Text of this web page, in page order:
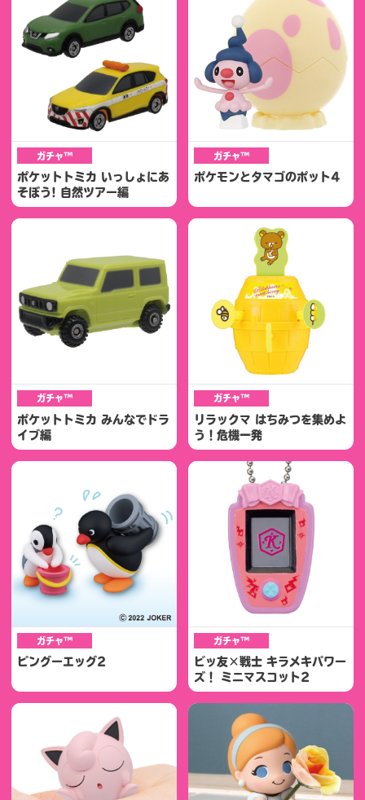
ガチャ™
ポケットトミカ いっしょにあ
そぼう! 自然ツアー編
ガチャ™
ポケモンとタマゴのポット4
ガチャ™
ポケットトミカ みんなでドラ
イブ編
ガチャ™
リラックマ はちみつを集めよ
う！危機一発
ガチャ™
ピングーエッグ2
ガチャ™
ビッ友×戦士 キラメキパワー
ズ！ ミニマスコット2